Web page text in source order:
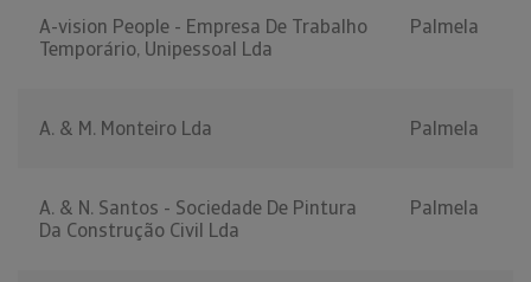
A-vision People - Empresa De Trabalho
Temporário, Unipessoal Lda
Palmela
A. & M. Monteiro Lda Palmela
A. & N. Santos - Sociedade De Pintura
Da Construção Civil Lda
Palmela